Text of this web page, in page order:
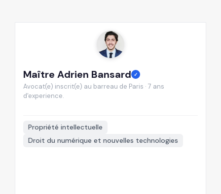
Maître Adrien Bansard ✓
Avocat(e) inscrit(e) au barreau de Paris · 7 ans
d'experience.
Propriété intellectuelle
Droit du numérique et nouvelles technologies